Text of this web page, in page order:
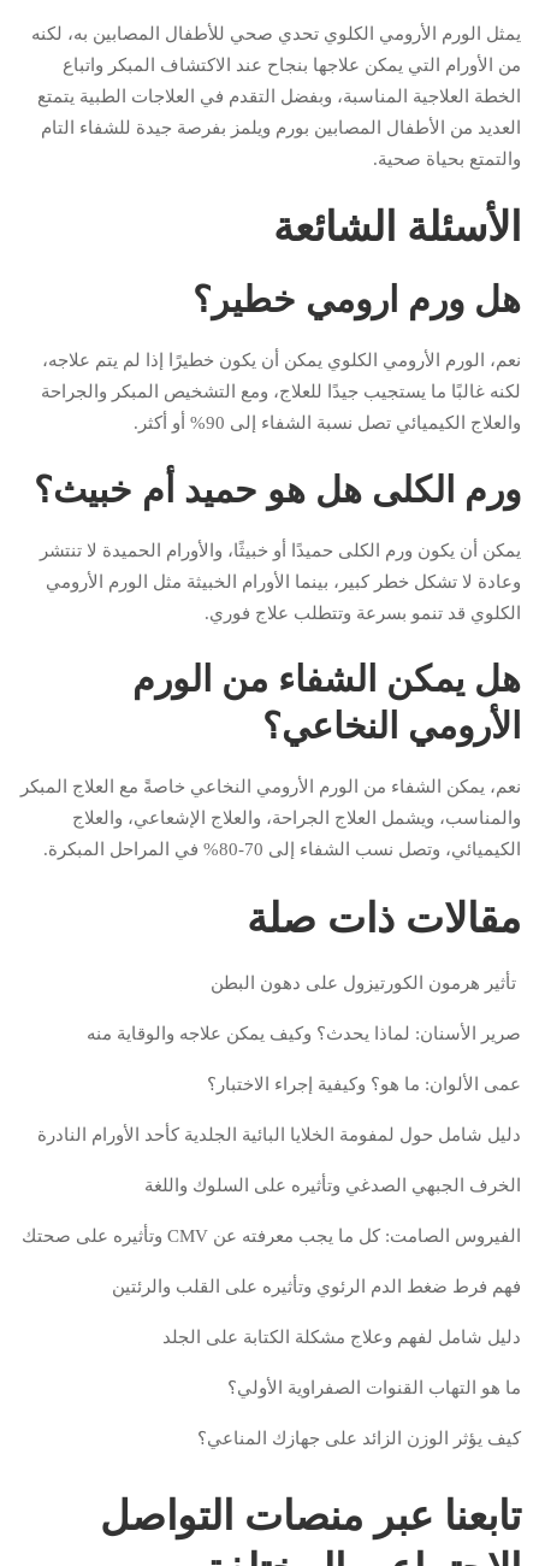
يمثل الورم الأرومي الكلوي تحدي صحي للأطفال المصابين به، لكنه
من الأورام التي يمكن علاجها بنجاح عند الاكتشاف المبكر واتباع
الخطة العلاجية المناسبة، وبفضل التقدم في العلاجات الطبية يتمتع
العديد من الأطفال المصابين بورم ويلمز بفرصة جيدة للشفاء التام
والتمتع بحياة صحية.
الأسئلة الشائعة
هل ورم ارومي خطير؟
نعم، الورم الأرومي الكلوي يمكن أن يكون خطيرًا إذا لم يتم علاجه،
لكنه غالبًا ما يستجيب جيدًا للعلاج، ومع التشخيص المبكر والجراحة
والعلاج الكيميائي تصل نسبة الشفاء إلى 90% أو أكثر.
ورم الكلى هل هو حميد أم خبيث؟
يمكن أن يكون ورم الكلى حميدًا أو خبيثًا، والأورام الحميدة لا تنتشر
وعادة لا تشكل خطر كبير، بينما الأورام الخبيثة مثل الورم الأرومي
الكلوي قد تنمو بسرعة وتتطلب علاج فوري.
هل يمكن الشفاء من الورم
الأرومي النخاعي؟
نعم، يمكن الشفاء من الورم الأرومي النخاعي خاصةً مع العلاج المبكر
والمناسب، ويشمل العلاج الجراحة، والعلاج الإشعاعي، والعلاج
الكيميائي، وتصل نسب الشفاء إلى 70-80% في المراحل المبكرة.
مقالات ذات صلة
تأثير هرمون الكورتيزول على دهون البطن
صرير الأسنان: لماذا يحدث؟ وكيف يمكن علاجه والوقاية منه
عمى الألوان: ما هو؟ وكيفية إجراء الاختبار؟
دليل شامل حول لمفومة الخلايا البائية الجلدية كأحد الأورام النادرة
الخرف الجبهي الصدغي وتأثيره على السلوك واللغة
الفيروس الصامت: كل ما يجب معرفته عن CMV وتأثيره على صحتك
فهم فرط ضغط الدم الرئوي وتأثيره على القلب والرئتين
دليل شامل لفهم وعلاج مشكلة الكتابة على الجلد
ما هو التهاب القنوات الصفراوية الأولي؟
كيف يؤثر الوزن الزائد على جهازك المناعي؟
تابعنا عبر منصات التواصل